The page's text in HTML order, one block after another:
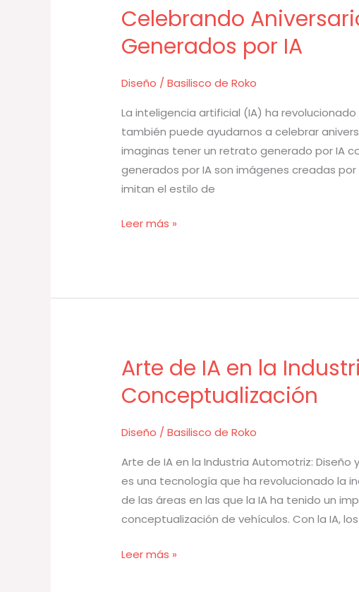
Celebrando
Generados por IA
Diseño /Basilisco de Roko
La inteligencia artificial (IA) ha
también puede ayudarnos a celebrar
imaginas tener un retrato generado por IA
generados por IA son imágenes creadas
imitan el estilo de
Celebrando
con
Generados
por
IA
Leer más »
Arte de IA en la
Conceptualización
Diseño /Basilisco de Roko
Arte de IA en la Industria Automotriz:
es una tecnología que ha revolucionado la
de las áreas en las que la IA ha tenido un
conceptualización de vehículos. Con la IA,
Arte
IA
la
Industria
Automotriz:
Diseño
y
Leer más »